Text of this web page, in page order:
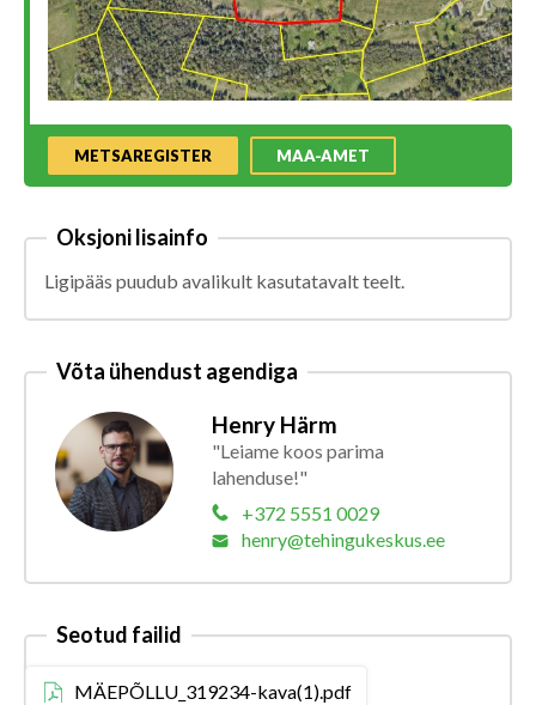
METSAREGISTER MAA-AMET
Oksjoni lisainfo
Ligipääs puudub avalikult kasutatavalt teelt.
Võta ühendust agendiga
Henry Härm
"Leiame koos parima
lahenduse!"
+372 5551 0029
henry@tehingukeskus.ee
Seotud failid
MÄEPÕLLU_319234-kava(1).pdf